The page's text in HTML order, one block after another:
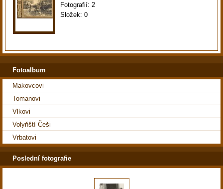
Fotografií: 2
Složek: 0
Fotoalbum
Makovcovi
Tomanovi
Vlkovi
Volyňští Češi
Vrbatovi
Poslední fotografie